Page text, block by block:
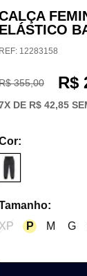
ELÁSTICO
REF: 12283158
355,00 R$
X DE R$ 42,85
:
:
XP
P M G